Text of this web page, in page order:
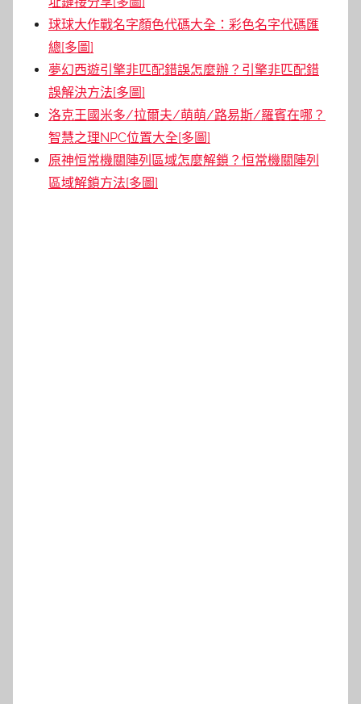
球球大作戰名字顏色代碼大全：彩色名字代碼匯
總[多圖]
夢幻西遊引擎非匹配錯誤怎麼辦？引擎非匹配錯
誤解決方法[多圖]
洛克王國米多/拉爾夫/萌萌/路易斯/羅賓在哪？
智慧之理NPC位置大全[多圖]
原神恒常機關陣列區域怎麼解鎖？恒常機關陣列
區域解鎖方法[多圖]